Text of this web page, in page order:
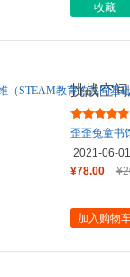
收藏
挑战空
核心能
歪歪兔童书
2021-06-01
¥78.00
加入购物